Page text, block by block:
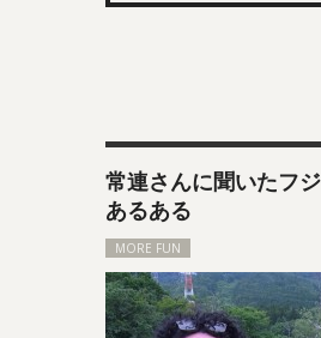
常連さんに聞いたフ
あるある
MORE FUN